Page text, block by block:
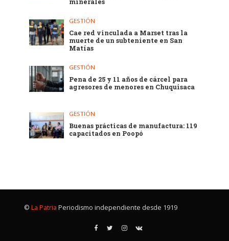
GESTIÓN
Cae red vinculada a Marset tras la
muerte de un subteniente en San
Matías
GESTIÓN
Pena de 25 y 11 años de cárcel para
agresores de menores en Chuquisaca
GESTIÓN
Buenas prácticas de manufactura: 119
capacitados en Poopó
© La Patria Periodismo independiente desde 1919